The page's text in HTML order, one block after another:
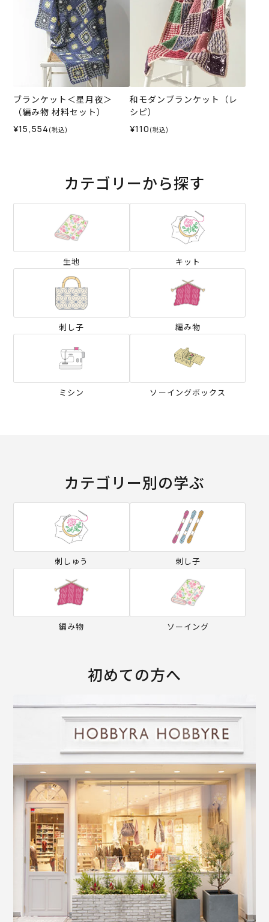
ブランケット＜星月夜＞
（編み物 材料セット）
¥15,554 (税込)
和モダンブランケット（レ
シピ）
¥110 (税込)
カテゴリーから探す
生地 キット
刺し子 編み物
ミシン ソーイングボックス
カテゴリー別の学ぶ
刺しゅう 刺し子
編み物 ソーイング
初めての方へ